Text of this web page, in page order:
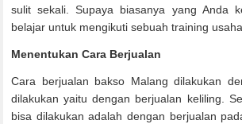
sulit sekali. Supaya biasanya yang Anda
belajar untuk mengikuti sebuah training
Menentukan Cara Berjualan
Cara berjualan bakso Malang dilakukan
dilakukan yaitu dengan berjualan keliling.
bisa dilakukan adalah dengan berjualan